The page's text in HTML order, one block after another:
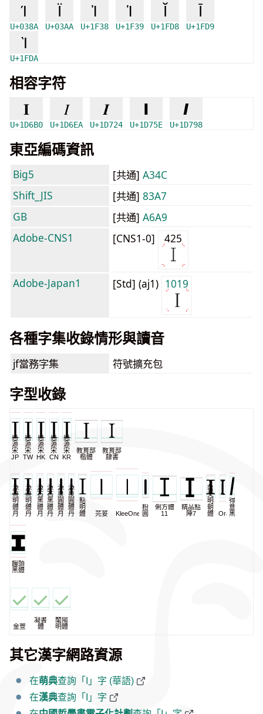
Ί
U+038A
Ϊ
U+03AA
Ἰ
U+1F38
Ἱ
U+1F39
Ῐ
U+1FD8
Ῑ
U+1FD9
Ὶ
U+1FDA
相容字符
𝚰
U+1D6B0
𝛪
U+1D6EA
𝜤
U+1D724
𝝞
U+1D75E
𝞘
U+1D798
東亞編碼資訊
Big5 [共通] A34C
Shift_JIS
[共通] 83A7
GB
[共通] A6A9
Adobe-CNS1
[CNS1-0] 425
Adobe-Japan1 [Std] (aj1) 1019
各種字集收錄情形與讀音
jf當務字集 符號擴充包
字型收錄
思
源
宋
JP
思
源
宋
TW
思
源
宋
HK
思
源
宋
CN
思
源
宋
KR
教育部
楷體
教育部
隸書
源
流
明
體
月
源
流
明
體
丹
源
石
黑
體
月
源
石
黑
體
丹
源
泉
圓
體
月
源
泉
圓
體
丹
一
點
明
體
芫荽 KleeOne
粉
圓
俐方體
11
精品點
陣7
匯
文
明
朝
體
Oradano
得
意
黑
饅頭
黑體
金萱
凝書
體
蘭陽
明體
其它漢字網路資源
在萌典查詢「Ι」字 (華語)
在漢典查詢「Ι」字